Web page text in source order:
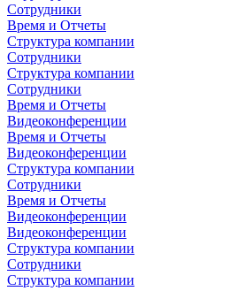
Сотрудники
Время и Отчеты
Структура компании
Сотрудники
Структура компании
Сотрудники
Время и Отчеты
Видеоконференции
Время и Отчеты
Видеоконференции
Структура компании
Сотрудники
Время и Отчеты
Видеоконференции
Видеоконференции
Структура компании
Сотрудники
Структура компании